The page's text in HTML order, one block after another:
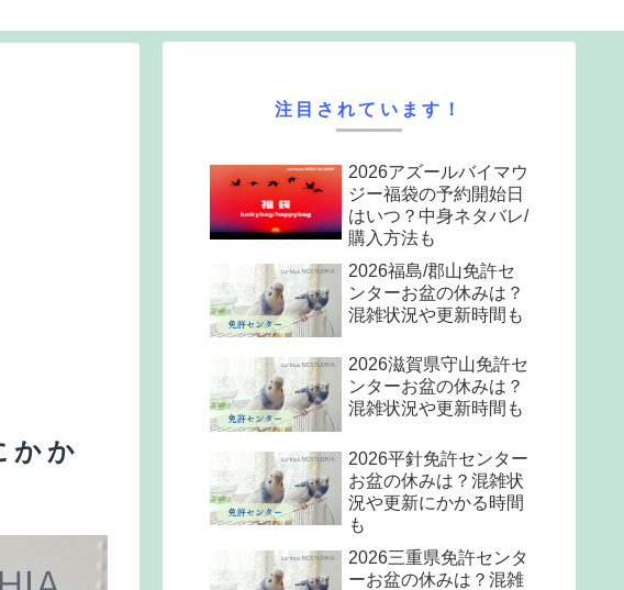
かか
注目されています！
2026アズールバイマウ
ジー福袋の予約開始日
はいつ？中身ネタバレ/
購入方法も
2026福島/郡山免許セ
ンターお盆の休みは？
混雑状況や更新時間も
2026滋賀県守山免許セ
ンターお盆の休みは？
混雑状況や更新時間も
2026平針免許センター
お盆の休みは？混雑状
況や更新にかかる時間
も
2026三重県免許センタ
ーお盆の休みは？混雑